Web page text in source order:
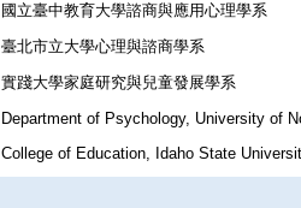
國立臺中教育大學諮商與應用心理學系
臺北市立大學心理與諮商學系
實踐大學家庭研究與兒童發展學系
Department of Psychology, University of
College of Education, Idaho State